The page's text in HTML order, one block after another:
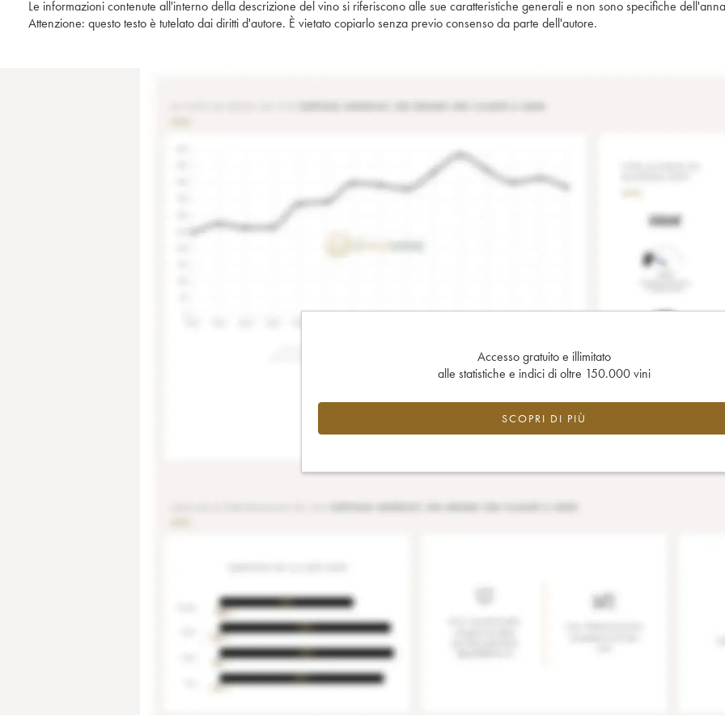
Le informazioni contenute all'interno della descrizione del vino si riferiscono alle sue caratteristiche generali e non sono specifiche
Attenzione: questo testo è tutelato dai diritti d'autore. È vietato copiarlo senza previo consenso da parte dell'autore.
Accesso gratuito e illimitato
alle statistiche e indici di oltre 150.000 vini
SCOPRI DI PIÙ